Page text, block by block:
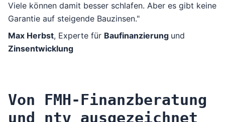
Viele können damit besser schlafen. Aber es gibt keine
Garantie auf steigende Bauzinsen."
Max Herbst, Experte für Baufinanzierung und
Zinsentwicklung
Von FMH-Finanzberatung
und ntv ausgezeichnet